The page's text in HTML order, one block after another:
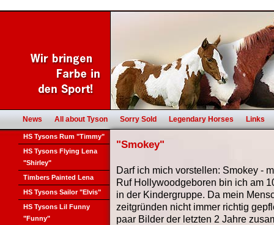
News All about Tyson Sorry Sold Legendary Horses Links
HS Tysons Rum "Timmy"
HS Tysons Flying Lena
"Shirley"
Timbers Painted Lena
HS Tysons Sailor "Elvis"
HS Tysons Lil Funny
"Funny"
"Smokey"
Darf ich mich vorstellen: Smokey -
Ruf Hollywoodgeboren bin ich am
in der Kindergruppe. Da mein
zeitgründen nicht immer richtig
paar Bilder der letzten 2 Jahre